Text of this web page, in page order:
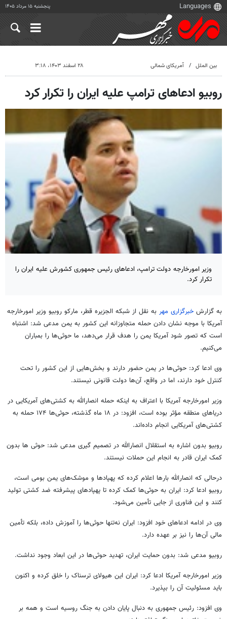
پنجشنبه ۱۵ مرداد ۱۴۰۵
بین الملل آمریکای شمالی ۲۸ اسفند ۱۴۰۳، ۳:۱۸
روبیو ادعاهای ترامپ علیه ایران را تکرار کرد
وزیر امورخارجه دولت ترامپ، ادعاهای رئیس جمهوری کشورش علیه ایران را
تکرار کرد.
به گزارش خبرگزاری مهر به نقل از شبکه الجزیره قطر، مارکو روبیو وزیر امورخارجه
آمریکا با موجه نشان دادن حمله متجاوزانه این کشور به یمن مدعی شد: اشتباه
است که تصور شود آمریکا یمن را هدف قرار می‌دهد، ما حوثی‌ها را بمباران
می‌کنیم.
وی ادعا کرد: حوثی‌ها در یمن حضور دارند و بخش‌هایی از این کشور را تحت
کنترل خود دارند، اما در واقع، آن‌ها دولت قانونی نیستند.
وزیر امورخارجه آمریکا با اعتراف به اینکه حمله انصارالله به کشتی‌های آمریکایی در
دریاهای منطقه مؤثر بوده است، افزود: در ۱۸ ماه گذشته، حوثی‌ها ۱۷۴ حمله به
کشتی‌های آمریکایی انجام داده‌اند.
روبیو بدون اشاره به استقلال انصارالله در تصمیم گیری مدعی شد: حوثی ها بدون
کمک ایران قادر به انجام این حملات نیستند.
درحالی که انصارالله بارها اعلام کرده که پهپادها و موشک‌های یمن بومی است،
روبیو ادعا کرد: ایران به حوثی‌ها کمک کرده تا پهپادهای پیشرفته ضد کشتی تولید
کنند و این فناوری از جایی تأمین می‌شود.
وی در ادامه ادعاهای خود افزود: ایران نه‌تنها حوثی‌ها را آموزش داده، بلکه تأمین
مالی آن‌ها را نیز بر عهده دارد.
روبیو مدعی شد: بدون حمایت ایران، تهدید حوثی‌ها در این ابعاد وجود نداشت.
وزیر امورخارجه آمریکا ادعا کرد: ایران این هیولای ترسناک را خلق کرده و اکنون
باید مسئولیت آن را بپذیرد.
وی افزود: رئیس جمهوری به دنبال پایان دادن به جنگ روسیه است و همه بر